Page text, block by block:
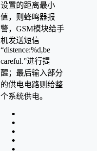
设置的距离最小
值，则蜂鸣器报
警，GSM模块给手
机发送短信
“distence:%d,be
careful.”进行提
醒；最后输入部分
的供电电路则给整
个系统供电。